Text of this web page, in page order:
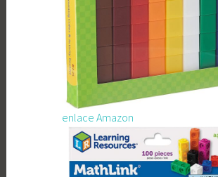
enlace Amazon